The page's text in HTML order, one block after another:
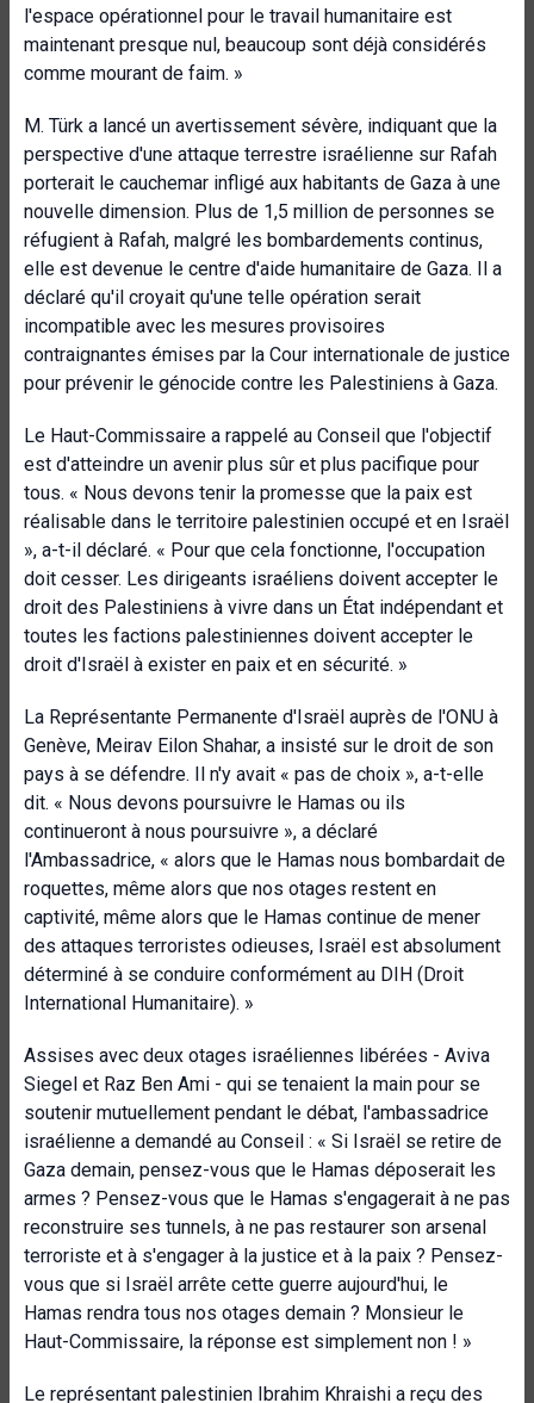
l'espace opérationnel pour le travail humanitaire est
maintenant presque nul, beaucoup sont déjà considérés
comme mourant de faim. »
M. Türk a lancé un avertissement sévère, indiquant que la
perspective d'une attaque terrestre israélienne sur Rafah
porterait le cauchemar infligé aux habitants de Gaza à une
nouvelle dimension. Plus de 1,5 million de personnes se
réfugient à Rafah, malgré les bombardements continus,
elle est devenue le centre d'aide humanitaire de Gaza. Il a
déclaré qu'il croyait qu'une telle opération serait
incompatible avec les mesures provisoires
contraignantes émises par la Cour internationale de justice
pour prévenir le génocide contre les Palestiniens à Gaza.
Le Haut-Commissaire a rappelé au Conseil que l'objectif
est d'atteindre un avenir plus sûr et plus pacifique pour
tous. « Nous devons tenir la promesse que la paix est
réalisable dans le territoire palestinien occupé et en Israël
», a-t-il déclaré. « Pour que cela fonctionne, l'occupation
doit cesser. Les dirigeants israéliens doivent accepter le
droit des Palestiniens à vivre dans un État indépendant et
toutes les factions palestiniennes doivent accepter le
droit d'Israël à exister en paix et en sécurité. »
La Représentante Permanente d'Israël auprès de l'ONU à
Genève, Meirav Eilon Shahar, a insisté sur le droit de son
pays à se défendre. Il n'y avait « pas de choix », a-t-elle
dit. « Nous devons poursuivre le Hamas ou ils
continueront à nous poursuivre », a déclaré
l'Ambassadrice, « alors que le Hamas nous bombardait de
roquettes, même alors que nos otages restent en
captivité, même alors que le Hamas continue de mener
des attaques terroristes odieuses, Israël est absolument
déterminé à se conduire conformément au DIH (Droit
International Humanitaire). »
Assises avec deux otages israéliennes libérées - Aviva
Siegel et Raz Ben Ami - qui se tenaient la main pour se
soutenir mutuellement pendant le débat, l'ambassadrice
israélienne a demandé au Conseil : « Si Israël se retire de
Gaza demain, pensez-vous que le Hamas déposerait les
armes ? Pensez-vous que le Hamas s'engagerait à ne pas
reconstruire ses tunnels, à ne pas restaurer son arsenal
terroriste et à s'engager à la justice et à la paix ? Pensez-
vous que si Israël arrête cette guerre aujourd'hui, le
Hamas rendra tous nos otages demain ? Monsieur le
Haut-Commissaire, la réponse est simplement non ! »
Le représentant palestinien Ibrahim Khraishi a reçu des